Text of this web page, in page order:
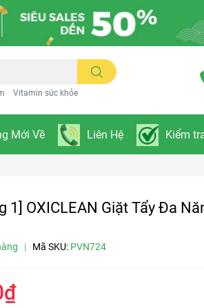
Vitamin sức khỏe
Mới Về Liên Hệ Kiểm
1] OXICLEAN Giặt Tẩy Đa
| Mã SKU: PVN724